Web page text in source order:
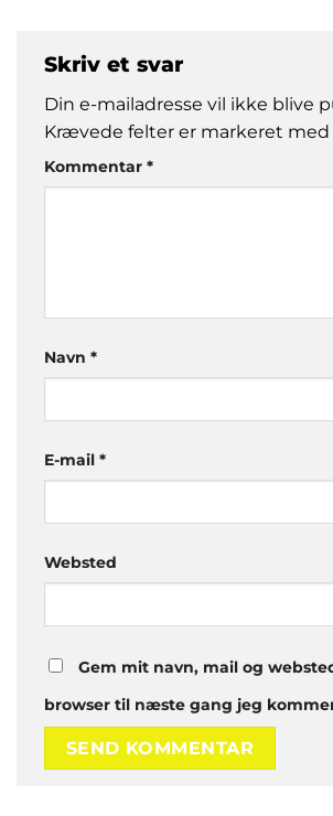
Skriv et svar
Din e-mailadresse vil ikke blive
Krævede felter er markeret med
Kommentar *
Navn *
E-mail *
Websted
Gem mit navn, mail og
browser til næste gang jeg